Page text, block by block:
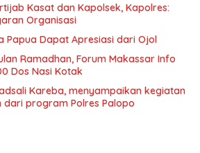
Kasat dan Kapolsek, Kapolres:
Organisasi
Papua Dapat Apresiasi dari Ojol
Ramadhan, Forum Makassar Info
Dos Nasi Kotak
Kareba, menyampaikan kegiatan
program Polres Palopo